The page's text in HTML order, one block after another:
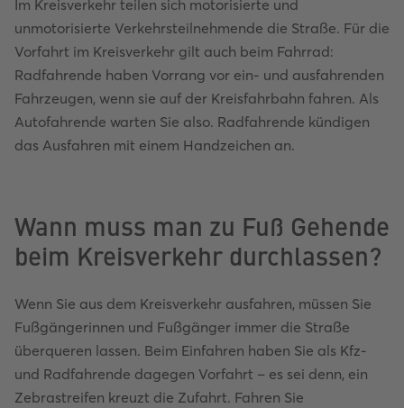
Im Kreisverkehr teilen sich motorisierte und
unmotorisierte Verkehrsteilnehmende die Straße. Für die
Vorfahrt im Kreisverkehr gilt auch beim Fahrrad:
Radfahrende haben Vorrang vor ein- und ausfahrenden
Fahrzeugen, wenn sie auf der Kreisfahrbahn fahren. Als
Autofahrende warten Sie also. Radfahrende kündigen
das Ausfahren mit einem Handzeichen an.
Wann muss man zu Fuß Gehende
beim Kreisverkehr durchlassen?
Wenn Sie aus dem Kreisverkehr ausfahren, müssen Sie
Fußgängerinnen und Fußgänger immer die Straße
überqueren lassen. Beim Einfahren haben Sie als Kfz-
und Radfahrende dagegen Vorfahrt – es sei denn, ein
Zebrastreifen kreuzt die Zufahrt. Fahren Sie